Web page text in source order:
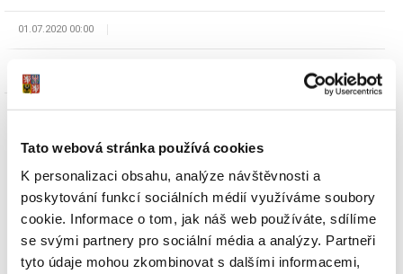
Tato webová stránka používá cookies
K personalizaci obsahu, analýze návštěvnosti a
poskytování funkcí sociálních médií využíváme soubory
cookie. Informace o tom, jak náš web používáte, sdílíme
se svými partnery pro sociální média a analýzy. Partneři
tyto údaje mohou zkombinovat s dalšími informacemi,
01.07.2020 00:00
Dokumenty ke stažení